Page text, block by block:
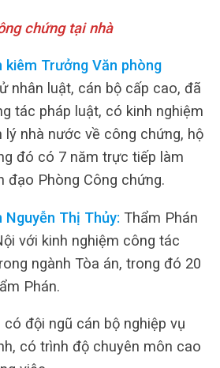
chứng tại nhà
kiêm Trưởng Văn phòng
nhân luật, cán bộ cấp cao, đã
tác pháp luật, có kinh nghiệm
lý nhà nước về công chứng, hộ
đó có 7 năm trực tiếp làm
đạo Phòng Công chứng.
Nguyễn Thị Thủy: Thẩm Phán
với kinh nghiệm công tác
ngành Tòa án, trong đó 20
Phán.
đội ngũ cán bộ nghiệp vụ
có trình độ chuyên môn cao